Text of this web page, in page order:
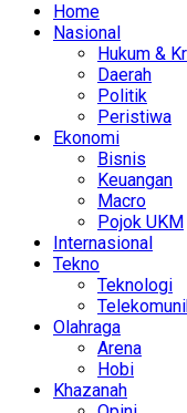
Home
Nasional
Hukum &
Daerah
Politik
Peristiwa
Ekonomi
Bisnis
Keuangan
Macro
Pojok UKM
Internasional
Tekno
Teknologi
Olahraga
Arena
Hobi
Khazanah